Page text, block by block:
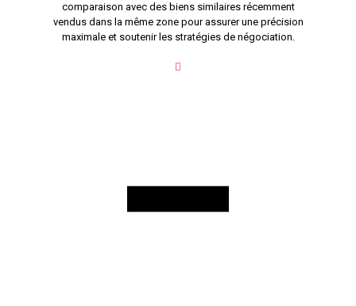
comparaison avec des biens similaires récemment
vendus dans la même zone pour assurer une précision
maximale et soutenir les stratégies de négociation.